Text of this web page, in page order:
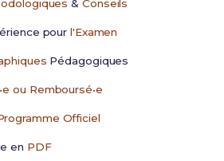
&Conseils
pourl'Examen
Pédagogiques
ou Remboursé•e
Officiel
en PDF